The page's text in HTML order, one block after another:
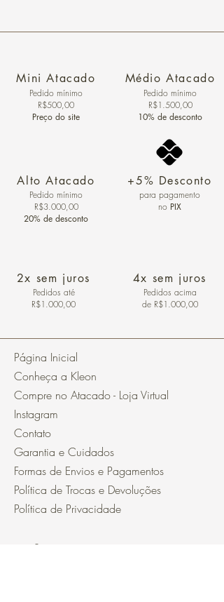
Mini Atacado
Pedido ​mínimo
R$500,00
Preço do site
Alto Atacado
Pedido mínimo
R$3.000,00
20% de desconto
2x sem juros
Pedidos até
R$1.000,00
Médio Atacado
Pedido mínimo
R$1.500,00
10% de desconto
+5% Desconto
para pagamento
no PIX
4x sem juros
Pedidos acima
de R$1.000,00
Página Inicial
Conheça a Kleon
Compre no Atacado - Loja Virtual
Instagram
Contato
Garantia e Cuidados
Formas de Envios e Pagamentos
Política de Trocas e Devoluções
Política de Privacidade
Segurança